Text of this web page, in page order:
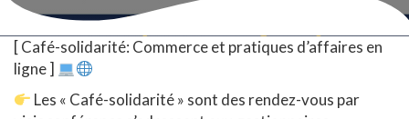
[ Café-solidarité: Commerce et pratiques d’affaires en
ligne ]
Les « Café-solidarité » sont des rendez-vous par